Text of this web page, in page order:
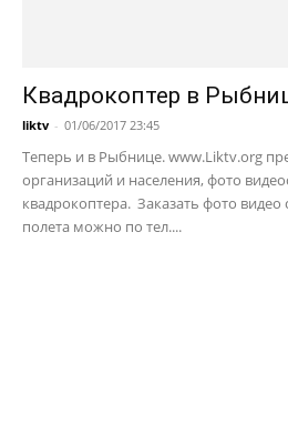
Квадрокоптер в
liktv - 01/06/2017 23:45
Теперь и в Рыбнице. www.Liktv.org
организаций и населения, фото
квадрокоптера. Заказать фото
полета можно по тел....